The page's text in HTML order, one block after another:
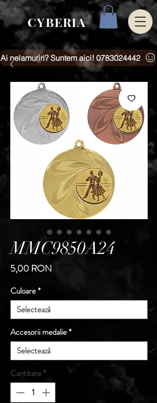
CYBERIA
Ai nelamuriri? Suntem aici! 0783024442
MMC9850A24
5,00 RON
Culoare*
Accesorii medalie*
Cantitate *